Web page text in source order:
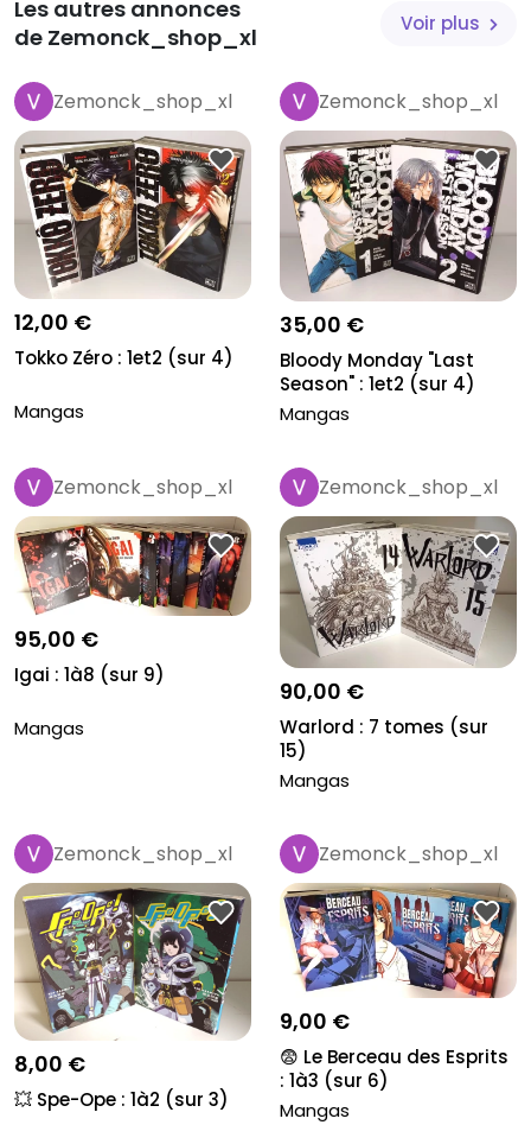
Les autres annonces
de Zemonck_shop_xl
Voir plus
Zemonck_shop_xl
12,00 €
Tokko Zéro : 1et2 (sur 4)
Mangas
Zemonck_shop_xl
35,00 €
Bloody Monday "Last
Season" : 1et2 (sur 4)
Mangas
Zemonck_shop_xl
95,00 €
Igai : 1à8 (sur 9)
Mangas
Zemonck_shop_xl
90,00 €
Warlord : 7 tomes (sur
15)
Mangas
Zemonck_shop_xl
8,00 €
💥 Spe-Ope : 1à2 (sur 3)
Zemonck_shop_xl
9,00 €
😨 Le Berceau des Esprits
: 1à3 (sur 6)
Mangas